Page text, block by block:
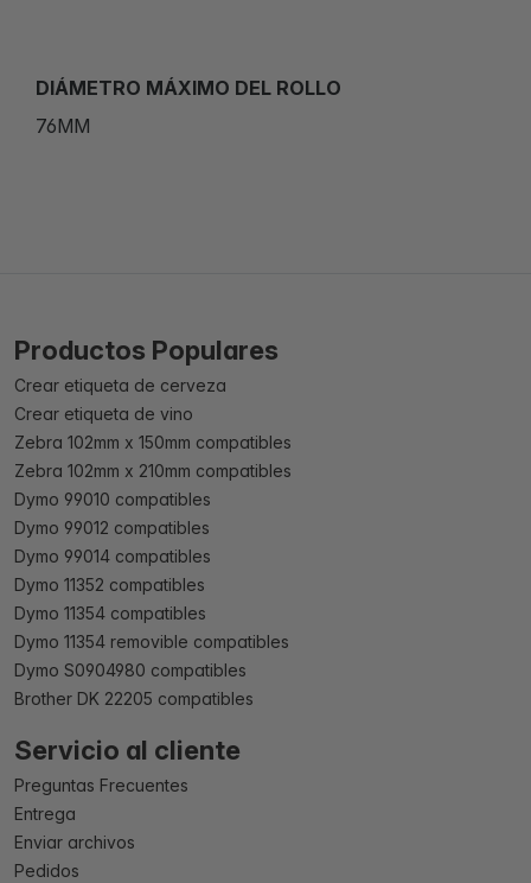
DIÁMETRO MÁXIMO DEL ROLLO
76MM
Productos Populares
Crear etiqueta de cerveza
Crear etiqueta de vino
Zebra 102mm x 150mm compatibles
Zebra 102mm x 210mm compatibles
Dymo 99010 compatibles
Dymo 99012 compatibles
Dymo 99014 compatibles
Dymo 11352 compatibles
Dymo 11354 compatibles
Dymo 11354 removible compatibles
Dymo S0904980 compatibles
Brother DK 22205 compatibles
Servicio al cliente
Preguntas Frecuentes
Entrega
Enviar archivos
Pedidos